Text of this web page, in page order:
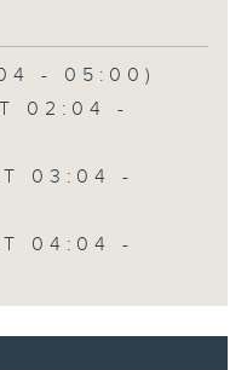
- 05:00)
02:04 -
03:04 -
04:04 -